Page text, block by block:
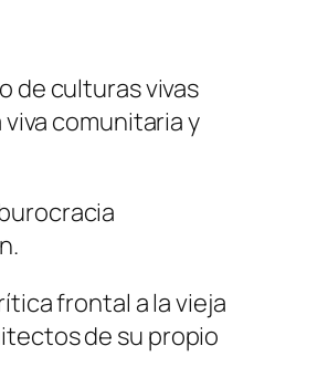
de culturas vivas
comunitaria y
frontal a la vieja
de su propio